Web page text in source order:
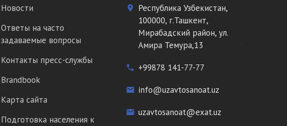
Новости
Ответы на часто
задаваемые вопросы
Контакты пресс-службы
Brandbook
Карта сайта
Подготовка населения к
place
Республика Узбекистан,
100000, г.Ташкент,
Мирабадский район, ул.
Амира Темура,13
phone +99878 141-77-77
email info@uzavtosanoat.uz
email uzavtosanoat@exat.uz